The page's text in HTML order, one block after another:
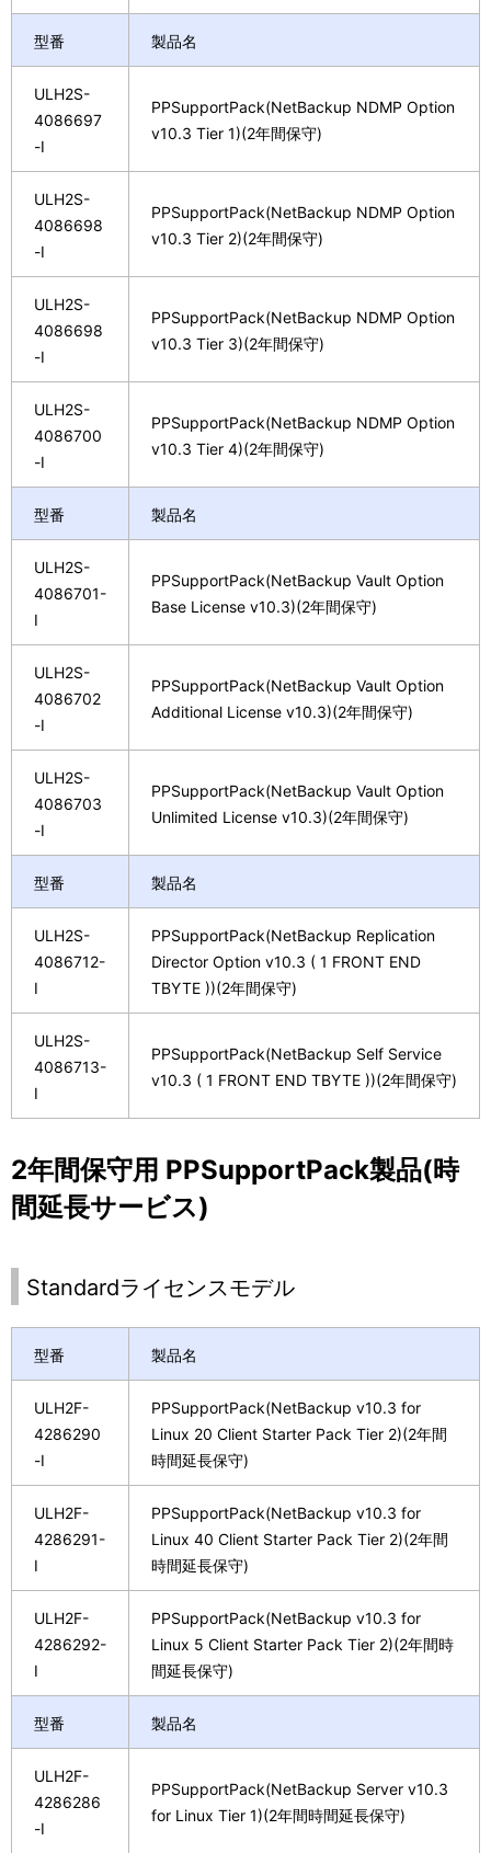
型番 製品名
ULH2S-
4086697
-I
PPSupportPack(NetBackup NDMP Option
v10.3 Tier 1)(2年間保守)
ULH2S-
4086698
-I
PPSupportPack(NetBackup NDMP Option
v10.3 Tier 2)(2年間保守)
ULH2S-
4086698
-I
PPSupportPack(NetBackup NDMP Option
v10.3 Tier 3)(2年間保守)
ULH2S-
4086700
-I
PPSupportPack(NetBackup NDMP Option
v10.3 Tier 4)(2年間保守)
型番 製品名
ULH2S-
4086701-
I
PPSupportPack(NetBackup Vault Option
Base License v10.3)(2年間保守)
ULH2S-
4086702
-I
PPSupportPack(NetBackup Vault Option
Additional License v10.3)(2年間保守)
ULH2S-
4086703
-I
PPSupportPack(NetBackup Vault Option
Unlimited License v10.3)(2年間保守)
型番 製品名
ULH2S-
4086712-
I
PPSupportPack(NetBackup Replication
Director Option v10.3 ( 1 FRONT END
TBYTE ))(2年間保守)
ULH2S-
4086713-
I
PPSupportPack(NetBackup Self Service
v10.3 ( 1 FRONT END TBYTE ))(2年間保守)
2年間保守用 PPSupportPack製品(時
間延長サービス)
Standardライセンスモデル
型番 製品名
ULH2F-
4286290
-I
PPSupportPack(NetBackup v10.3 for
Linux 20 Client Starter Pack Tier 2)(2年間
時間延長保守)
ULH2F-
4286291-
I
PPSupportPack(NetBackup v10.3 for
Linux 40 Client Starter Pack Tier 2)(2年間
時間延長保守)
ULH2F-
4286292-
I
PPSupportPack(NetBackup v10.3 for
Linux 5 Client Starter Pack Tier 2)(2年間時
間延長保守)
型番 製品名
ULH2F-
4286286
-I
PPSupportPack(NetBackup Server v10.3
for Linux Tier 1)(2年間時間延長保守)